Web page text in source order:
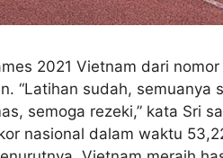
2021 Vietnam dari
“Latihan sudah, semuanya
semoga rezeki,” kata Sri
nasional dalam waktu